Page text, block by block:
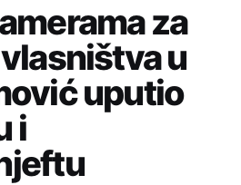
za
u
uputio
i